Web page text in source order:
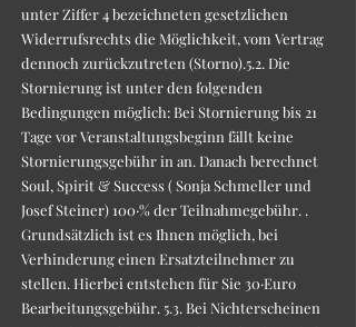
unter Ziffer 4 bezeichneten gesetzlichen
Widerrufsrechts die Möglichkeit, vom Vertrag
dennoch zurückzutreten (Storno).5.2. Die
Stornierung ist unter den folgenden
Bedingungen möglich: Bei Stornierung bis 21
Tage vor Veranstaltungsbeginn fällt keine
Stornierungsgebühr in an. Danach berechnet
Soul, Spirit & Success ( Sonja Schmeller und
Josef Steiner) 100·% der Teilnahmegebühr. .
Grundsätzlich ist es Ihnen möglich, bei
Verhinderung einen Ersatzteilnehmer zu
stellen. Hierbei entstehen für Sie 30·Euro
Bearbeitungsgebühr. 5.3. Bei Nichterscheinen